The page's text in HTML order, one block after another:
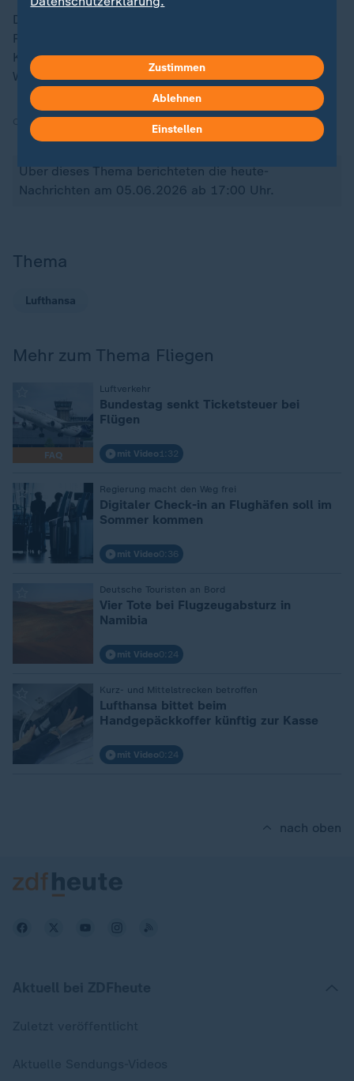
Der Betreiber und der Flughafen hätten daraufhin eine
Reihe an Sicherheitsmaßnahmen eingeführt, darunter
Korrekturen am Flugzeug und Änderungen bei den
Wartungs- und Notfallverfahren, hieß es.
Quelle:
Über dieses Thema berichteten die heute-
Nachrichten am 05.06.2026 ab 17:00 Uhr.
Thema
Lufthansa
Mehr zum Thema Fliegen
FAQ
Luftverkehr
Bundestag senkt Ticketsteuer bei
Flügen
mit Video 1:32
Regierung macht den Weg frei
Digitaler Check-in an Flughäfen soll im
Sommer kommen
mit Video0:36
Deutsche Touristen an Bord
Vier Tote bei Flugzeugabsturz in
Namibia
mit Video0:24
Kurz- und Mittelstrecken betroffen
Lufthansa bittet beim
Handgepäckkoffer künftig zur Kasse
mit Video0:24
nach oben
Zustimmen
Ablehnen
Einstellen